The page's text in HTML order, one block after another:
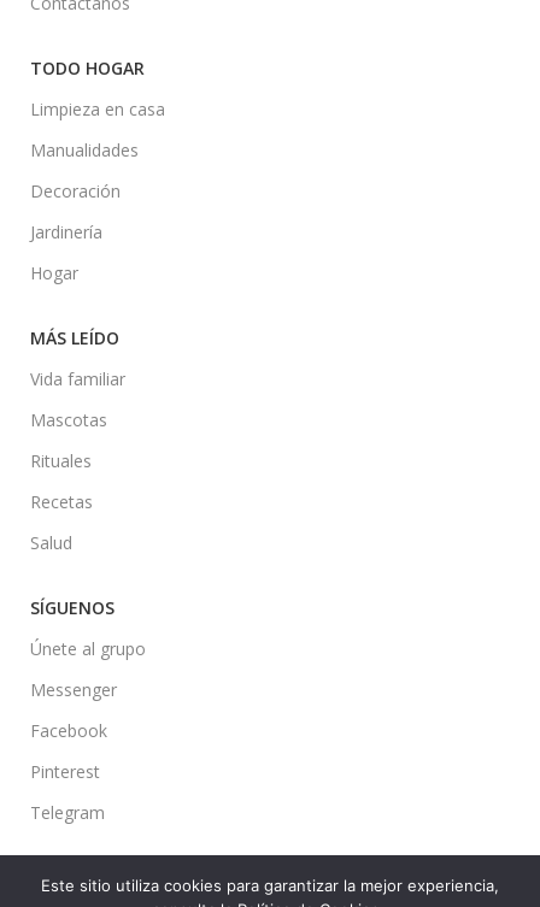
TODO HOGAR
Limpieza en casa
Manualidades
Decoración
Jardinería
Hogar
MÁS LEÍDO
Vida familiar
Mascotas
Rituales
Recetas
Salud
SÍGUENOS
Únete al grupo
Messenger
Facebook
Pinterest
Telegram
Este sitio utiliza cookies para garantizar la mejor experiencia,